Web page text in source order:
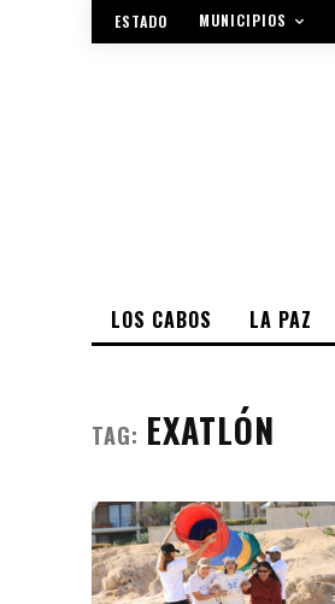
ESTADO MUNICIPIOS
LOS CABOS LA PAZ
TAG: EXATLÓN